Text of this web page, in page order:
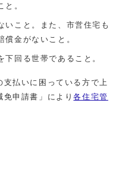
と。
いこと。また、市営住宅も
償金がないこと。
回る世帯であること。
払いに困っている方で上
免申請書」により各住宅管